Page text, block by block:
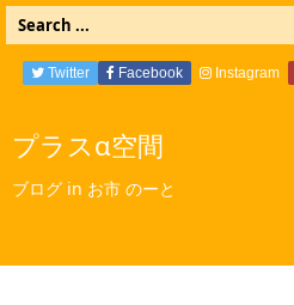
プラスα空間
ブログ in お市 のーと
Twitter Facebook Instagram